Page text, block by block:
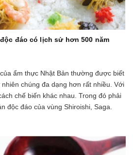
đáo có lịch sử hơn 500 năm
ẩm thực Nhật Bản thường được biết
chúng đa dạng hơn rất nhiều. Với
chế biến khác nhau. Trong đó phải
độc đáo của vùng Shiroishi, Saga.